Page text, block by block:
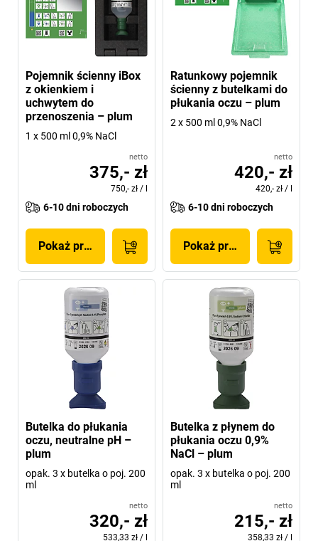
Pojemnik ścienny iBox
z okienkiem i
uchwytem do
przenoszenia – plum
1 x 500 ml 0,9% NaCl
netto
375,- zł
750,- zł /
6-10 dni roboczych
Pokaż produkt
Ratunkowy pojemnik
ścienny z butelkami do
płukania oczu – plum
2 x 500 ml 0,9% NaCl
netto
420,- zł
420,- zł /
6-10 dni roboczych
Pokaż produkt
Butelka do płukania
oczu, neutralne pH –
plum
opak. 3 x butelka o poj. 200
ml
netto
320,- zł
533,33 zł /
Butelka z płynem do
płukania oczu 0,9%
NaCl – plum
opak. 3 x butelka o poj. 200
ml
netto
215,- zł
358,33 zł /